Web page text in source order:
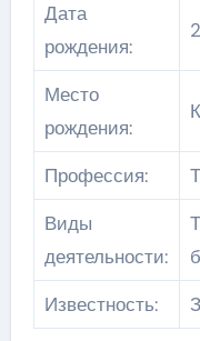
Дата
рождения:
Место
рождения:
Профессия:
Виды
деятельности:
Известность: